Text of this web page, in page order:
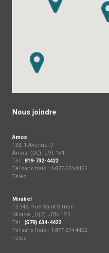
Nous joindre
Amos
133, 1 Avenue O
Amos, (QC) J9T 1V1
Tél : 819-732-4422
Tél sans frais : 1-877-274-4422
Télec :
Mirabel
13 946, Rue Saint-Simon
Mirabel, (QC) J7N 1P3
Tél : (579) 634-4422
Tél sans frais : 1-877-274-4422
Télec :